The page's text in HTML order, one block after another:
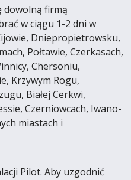
dowolną firmą
w ciągu 1-2 dni w
Dniepropietrowsku,
Połtawie, Czerkasach,
Chersoniu,
Krzywym Rogu,
Białej Cerkwi,
Czerniowcach, Iwano-
miastach i
Pilot. Aby uzgodnić